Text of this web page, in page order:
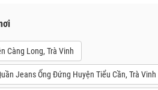
Càng Long, Trà Vinh
Jeans Ống Đứng Huyện Tiểu Cần, Trà Vinh